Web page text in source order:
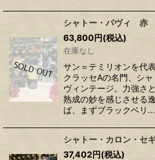
シャトー・パヴィ 赤
63,800円(税込)
在庫なし
サン＝テミリオンを代
クラッセAの名門、シ
ヴィンテージ。力強さ
熟成の妙を感じさせる
ば、まずブラックベリ…
シャトー・カロン・
37,402円(税込)